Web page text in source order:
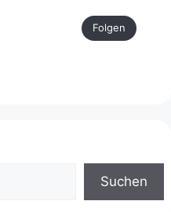
Folgen
Suchen